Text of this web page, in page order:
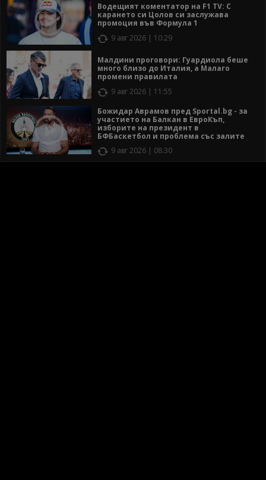
Водещият коментатор на F1 TV: С
карането си Цолов си заслужава
промоция във Формула 1
9 авг 2026 | 10:29
Малдини проговори: Гуардиола беше
много близо до Италия, а Малаго
промени правилата
9 авг 2026 | 11:55
Божидар Аврамов пред Sportal.bg - за
участието на Балкан в ЕвроКъп,
изборите на президент в
БФБаскетбол и проблема със залите
9 авг 2026 | 08:30